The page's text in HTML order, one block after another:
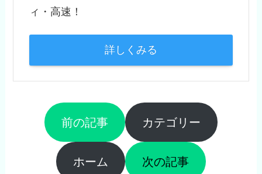
ィ・高速！
詳しくみる
前の記事 カテゴリー
ホーム 次の記事